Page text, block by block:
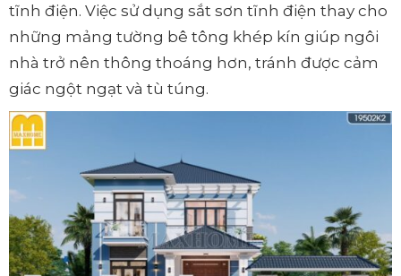
tĩnh điện. Việc sử dụng sắt sơn tĩnh điện thay cho
những mảng tường bê tông khép kín giúp ngôi
nhà trở nên thông thoáng hơn, tránh được cảm
giác ngột ngạt và tù túng.